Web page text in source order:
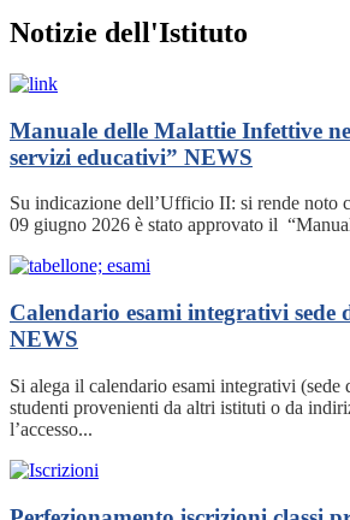
Notizie dell'Istituto
Manuale delle Malattie Infettive
servizi educativi” NEWS
Su indicazione dell’Ufficio II: si rende noto
09 giugno 2026 è stato approvato il
Calendario esami integrativi sede
NEWS
Si alega il calendario esami integrativi (sede
studenti provenienti da altri istituti o da
l’accesso...